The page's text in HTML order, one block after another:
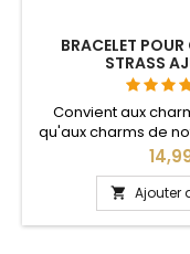
BRACELET
STRASS
Convient aux
qu'aux charms de
Noël, Saint
anniversaire de
ajustable se
passer les charms
sur le bouton
Prix
 Ajouter